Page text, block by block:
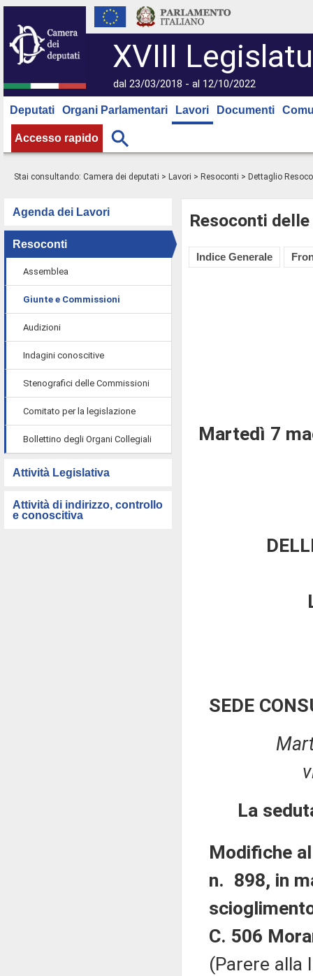
XVIII
dal 23/03/2018 - al 12/10/2022
Deputati Organi Parlamentari Lavori Documenti
Accesso rapido
Stai consultando: Camera dei deputati > Lavori > Resoconti > Dettaglio
Agenda dei Lavori
Resoconti
Assemblea
Giunte e Commissioni
Audizioni
Indagini conoscitive
Stenografici delle Commissioni
Comitato per la legislazione
Bollettino degli Organi Collegiali
Attività Legislativa
Attività di indirizzo, controllo
e conoscitiva
Resoconti
Indice Generale
Martedì 7
SEDE
La
Modifiche
n. 898, in
C. 506
(Parere alla